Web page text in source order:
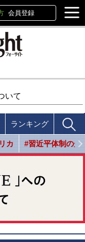
会員登録
いて
ランキング
カ #習近平体制の光